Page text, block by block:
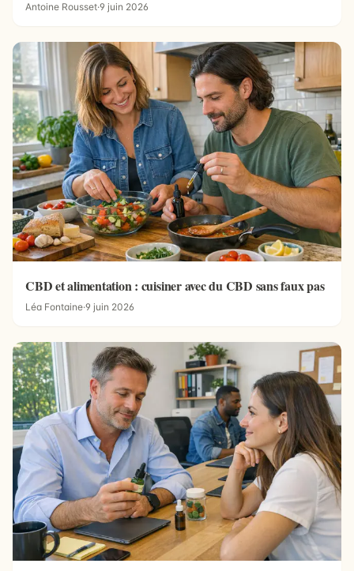
Antoine Rousset·9 juin 2026
CBD et alimentation : cuisiner avec du CBD sans faux pas
Léa Fontaine·9 juin 2026